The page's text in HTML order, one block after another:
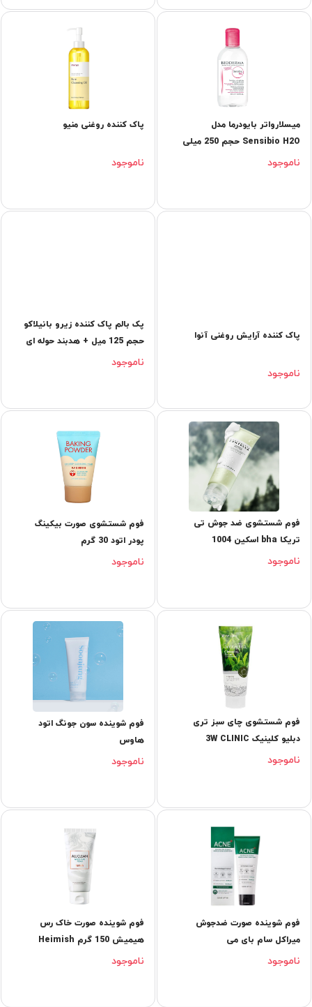
میسلارواتر بایودرما مدل
Sensibio H2O حجم 250 میلی
لیتر
ناموجود
پاک کننده روغنی منیو
ناموجود
پاک کننده آرایش روغنی آنوا
ناموجود
پک بالم پاک کننده زیرو بانیلاکو
حجم 125 میل + هدبند حوله ای
هدیه
ناموجود
فوم شستشوی ضد جوش تی
تریکا bha اسکین 1004
ناموجود
فوم شستشوی صورت بیکینگ
پودر اتود 30 گرم
ناموجود
فوم شستشوی چای سبز تری
دبلیو کلینیک 3W CLINIC
ناموجود
فوم شوینده سون جونگ اتود
هاوس
ناموجود
فوم شوینده صورت ضدجوش
میراکل سام بای می
ناموجود
فوم شوینده صورت خاک رس
هیمیش 150 گرم Heimish
ناموجود